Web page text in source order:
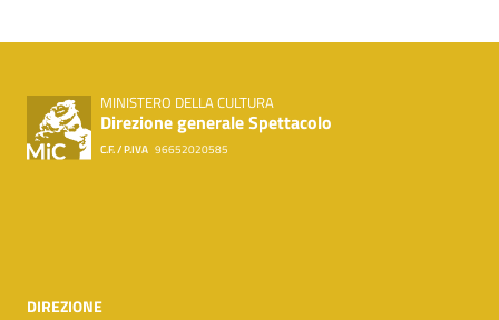
MINISTERO DELLA CULTURA
Direzione generale Spettacolo
C.F. / P.IVA 96652020585
DIREZIONE